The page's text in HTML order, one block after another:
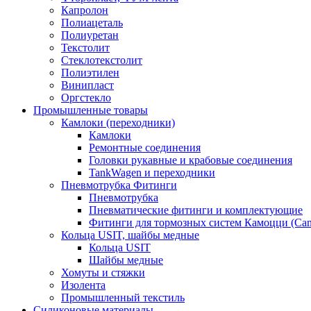
Капролон
Полиацеталь
Полиуретан
Текстолит
Стеклотекстолит
Полиэтилен
Винипласт
Оргстекло
Промышленные товары
Камлоки (переходники)
Камлоки
Ремонтные соединения
Головки рукавные и крабовые соединения
TankWagen и переходники
Пневмотрубка Фитинги
Пневмотрубка
Пневматические фитинги и комплектующие
Фитинги для тормозных систем Камоцци
Кольца USIT, шайбы медные
Кольца USIT
Шайбы медные
Хомуты и стяжки
Изолента
Промышленный текстиль